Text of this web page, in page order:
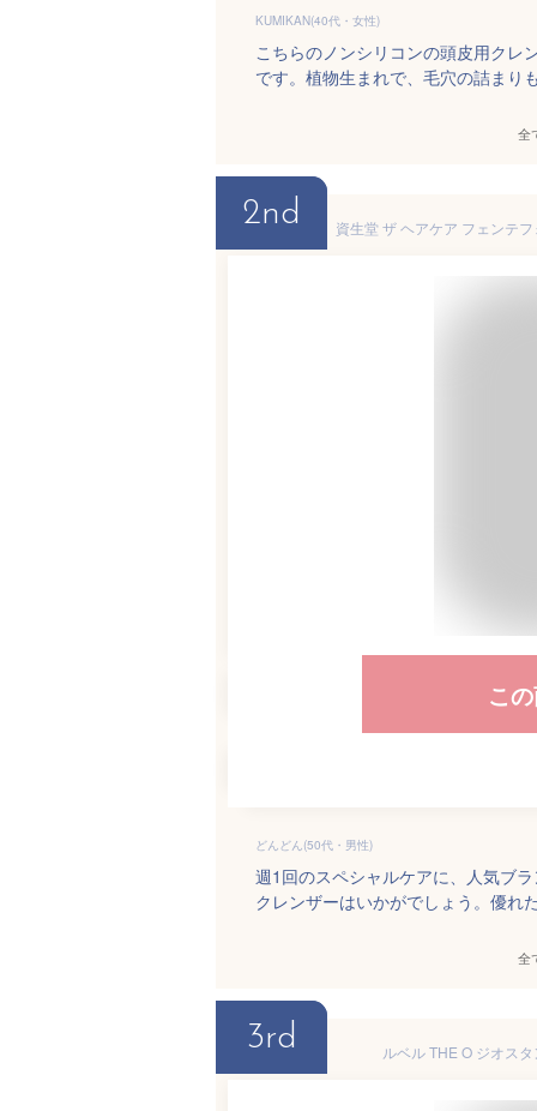
KUMIKAN(40代・女性)
こちらのノンシリコンの頭皮用クレ
です。植物生まれで、毛穴の詰まり
全
2nd
こ
どんどん(50代・男性)
週1回のスペシャルケアに、人気ブ
クレンザーはいかがでしょう。優れ
全
3rd ルベル THE O ジオス